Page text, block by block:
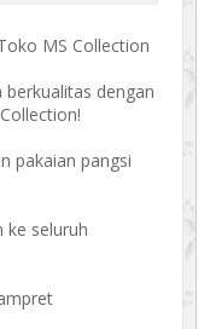
MS Collection
berkualitas dengan
pakaian pangsi
ke seluruh